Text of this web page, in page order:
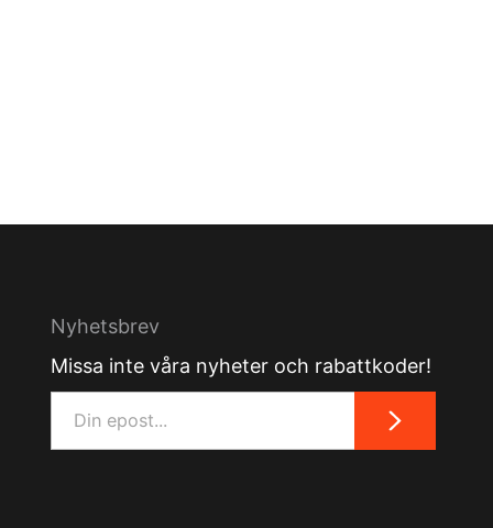
Nyhetsbrev
Missa inte våra nyheter och rabattkoder!